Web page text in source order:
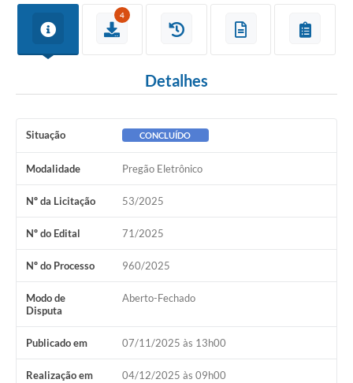
4
Detalhes
Situação CONCLUÍDO
Modalidade Pregão Eletrônico
Nº da Licitação 53/2025
Nº do Edital 71/2025
Nº do Processo 960/2025
Modo de
Disputa
Aberto-Fechado
Publicado em 07/11/2025 às 13h00
Realização em 04/12/2025 às 09h00